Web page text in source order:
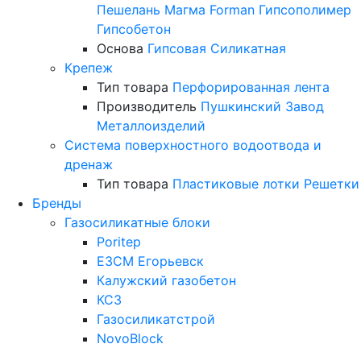
Пешелань Магма Forman Гипсополимер
Гипсобетон
Основа Гипсовая Силикатная
Крепеж
Тип товара Перфорированная лента
Производитель Пушкинский Завод
Металлоизделий
Система поверхностного водоотвода и
дренаж
Тип товара Пластиковые лотки Решетки
Бренды
Газосиликатные блоки
Poritep
ЕЗСМ Егорьевск
Калужский газобетон
КСЗ
Газосиликатстрой
NovoBlock